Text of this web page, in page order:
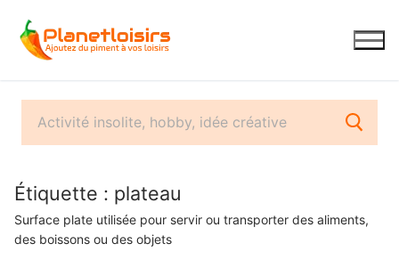
contenu
Étiquette : plateau
Surface plate utilisée pour servir ou transporter des aliments,
des boissons ou des objets